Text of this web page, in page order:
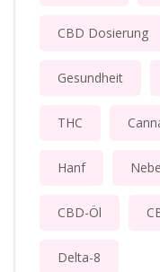
CBD Dosierung
Gesundheit
THC
Hanf
CBD-Öl
Delta-8